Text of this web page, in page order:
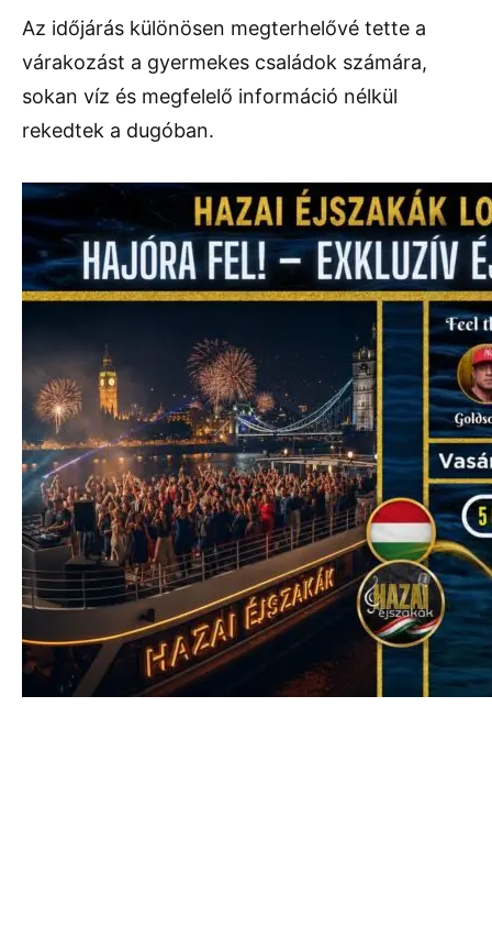
Az időjárás különösen megterhelővé tette a
várakozást a gyermekes családok számára,
sokan víz és megfelelő információ nélkül
rekedtek a dugóban.